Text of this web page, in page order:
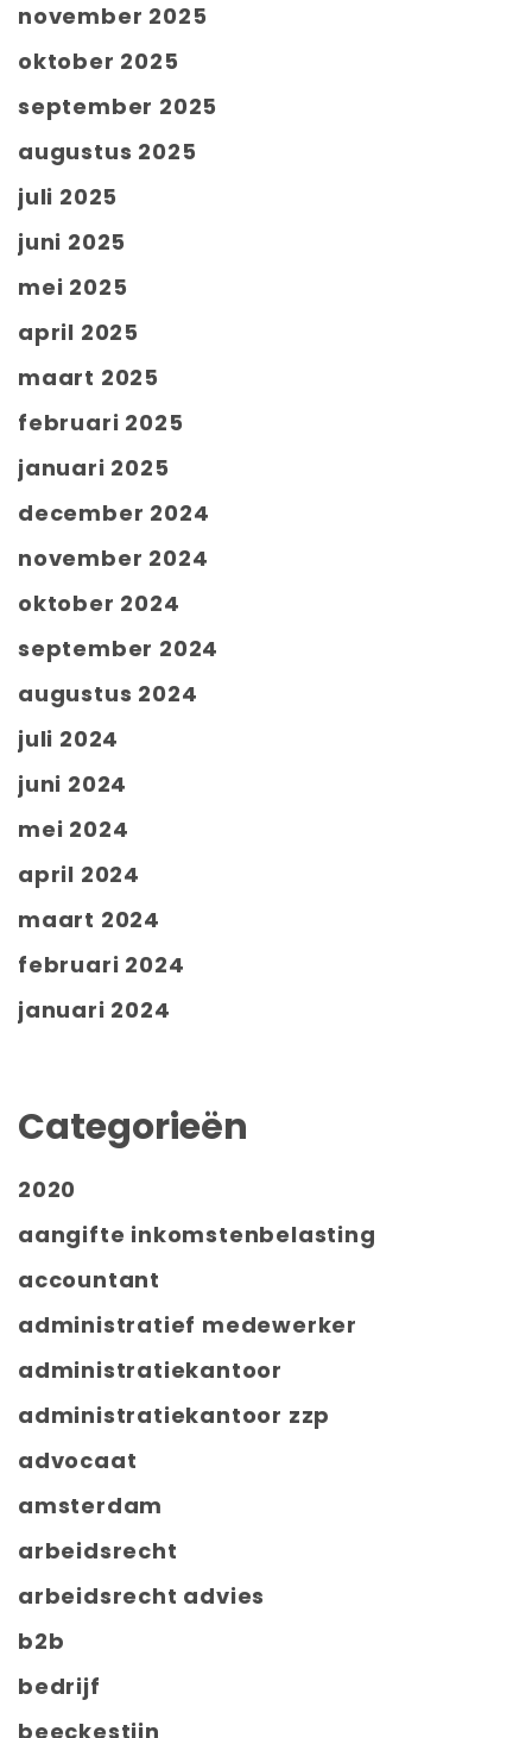
november 2025
oktober 2025
september 2025
augustus 2025
juli 2025
juni 2025
mei 2025
april 2025
maart 2025
februari 2025
januari 2025
december 2024
november 2024
oktober 2024
september 2024
augustus 2024
juli 2024
juni 2024
mei 2024
april 2024
maart 2024
februari 2024
januari 2024
Categorieën
2020
aangifte inkomstenbelasting
accountant
administratief medewerker
administratiekantoor
administratiekantoor zzp
advocaat
amsterdam
arbeidsrecht
arbeidsrecht advies
b2b
bedrijf
beeckestijn